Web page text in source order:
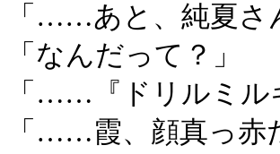
「……あと、純夏さ
「なんだって？」
「……『ドリルミル
「……霞、顔真っ赤